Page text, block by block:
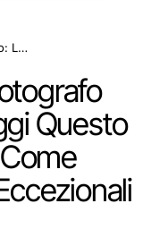
Prima di Iniziare Fotografo Moda Milano: Leggi Questo Prima di Scoprire Come Creare Immagini Eccezionali nel 2026
Questo